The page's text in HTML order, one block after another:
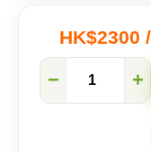
HK$2300
框
− +